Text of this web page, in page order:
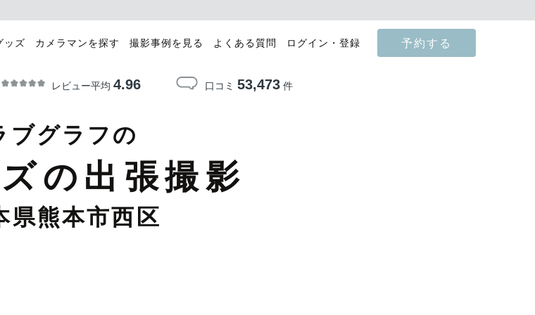
ッズ カメラマンを探す 撮影事例を見る よくある質問 ログイン・登録 予約する
レビュー平均 4.96 口コミ 53,473件
ブグラフの
の出張撮影
県熊本市西区